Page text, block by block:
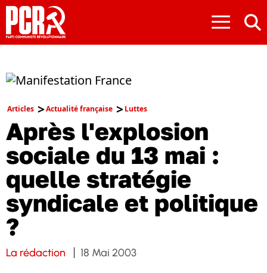
≡
Articles Actualité française Luttes
Après l'explosion
sociale du 13 mai :
quelle stratégie
syndicale et politique
?
La rédaction 18 Mai 2003